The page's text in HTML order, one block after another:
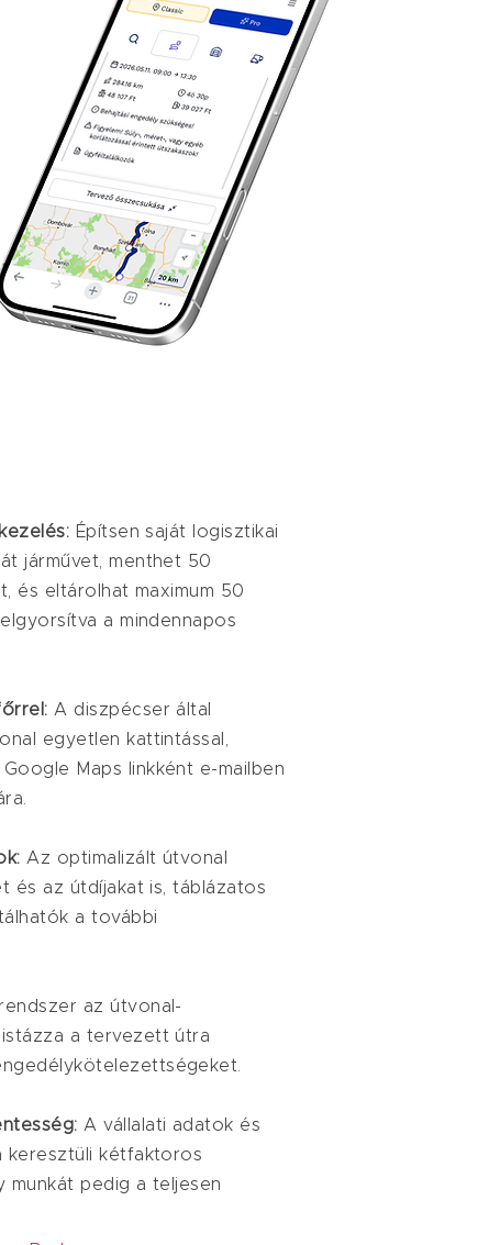
Építsen saját logisztikai
járművet, menthet 50
és eltárolhat maximum 50
a mindennapos
A diszpécser által
egyetlen kattintással,
Maps linkként e-mailben
Az optimalizált útvonal
és az útdíjakat is, táblázatos
a további
az útvonal-
a tervezett útra
A vállalati adatok és
keresztüli kétfaktoros
munkát pedig a teljesen